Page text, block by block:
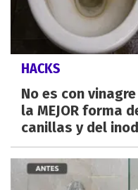
HACKS
No es con
la MEJOR forma
canillas y del